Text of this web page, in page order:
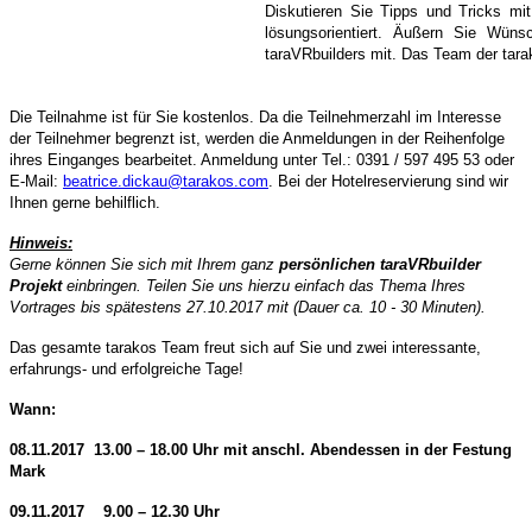
Diskutieren Sie Tipps und Tricks
lösungsorientiert. Äußern Sie
taraVRbuilders mit. Das Team der
Die Teilnahme ist für Sie kostenlos. Da die Teilnehmerzahl im Interesse
der Teilnehmer begrenzt ist, werden die Anmeldungen in der Reihenfolge
ihres Einganges bearbeitet. Anmeldung unter Tel.: 0391 / 597 495 53 oder
E-Mail: beatrice.dickau@tarakos.com . Bei der Hotelreservierung sind wir
Ihnen gerne behilflich.
Hinweis:
Gerne können Sie sich mit Ihrem ganz persönlichen taraVRbuilder
Projekteinbringen. Teilen Sie uns hierzu einfach das Thema Ihres
Vortrages bis spätestens 27.10.2017 mit (Dauer ca. 10 - 30 Minuten).
Das gesamte tarakos Team freut sich auf Sie und zwei interessante,
erfahrungs- und erfolgreiche Tage!
Wann:
08.11.2017 13.00 – 18.00 Uhr mit anschl. Abendessen in der Festung
Mark
09.11.2017 9.00 – 12.30 Uhr